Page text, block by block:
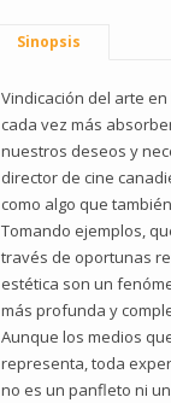
Sinopsis
Vindicación del arte
cada vez más
nuestros deseos y
director de cine
como algo que
Tomando ejemplos,
través de oportunas
estética son un
más profunda y
Aunque los medios
representa, toda
no es un panfleto ni